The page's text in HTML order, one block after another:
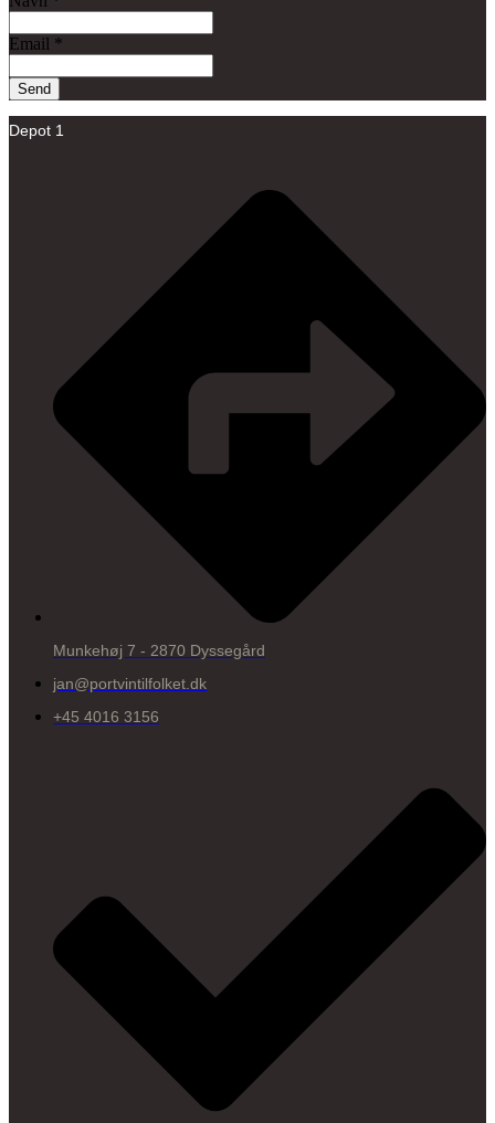
Email *
Send
Depot 1
Munkehøj 7 - 2870 Dyssegård
jan@portvintilfolket.dk
+45 4016 3156